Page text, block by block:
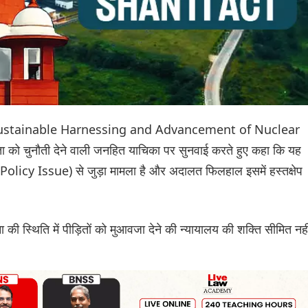
Harnessing and Advancement of Nuclear
देने वाली जनहित याचिका पर सुनवाई करते हुए कहा कि यह
Issue) से जुड़ा मामला है और अदालत फिलहाल इसमें हस्तक्षेप
की स्थिति में पीड़ितों को मुआवजा देने की न्यायालय की शक्ति सीमित